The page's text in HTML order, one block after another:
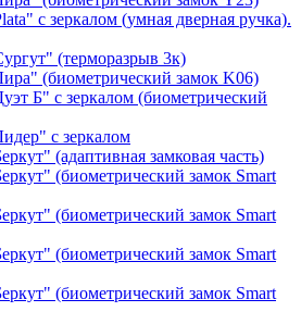
с зеркалом (умная дверная ручка).
(терморазрыв 3к)
(биометрический замок K06)
Б" с зеркалом (биометрический
с зеркалом
(адаптивная замковая часть)
(биометрический замок Smart
(биометрический замок Smart
(биометрический замок Smart
(биометрический замок Smart